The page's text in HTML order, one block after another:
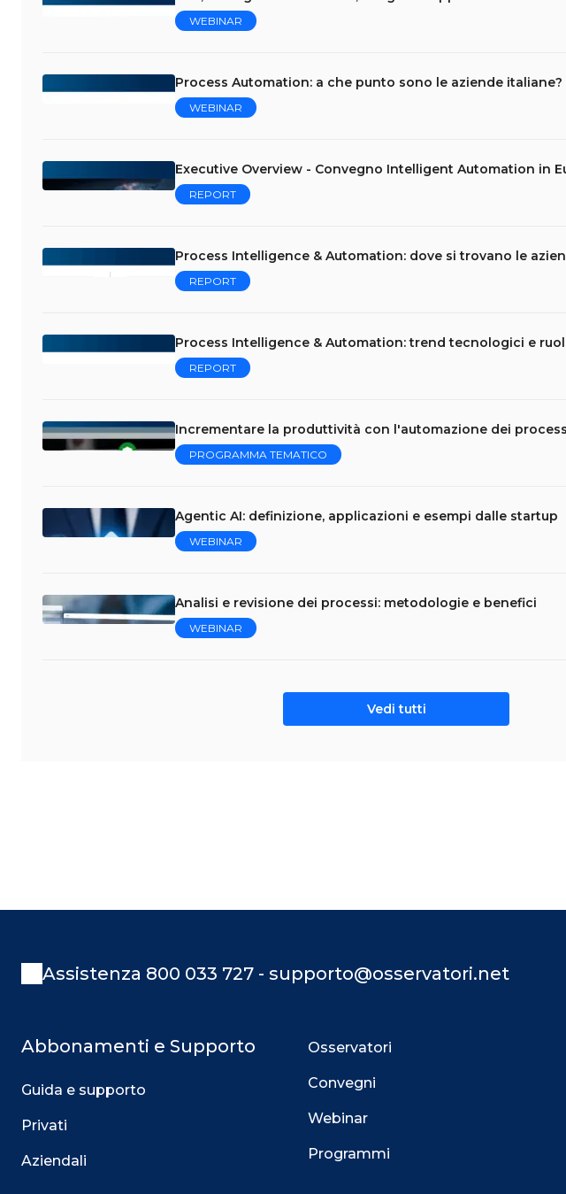
WEBINAR
Process Automation: a che punto sono le aziende italiane?
WEBINAR
Executive Overview - Convegno Intelligent Automation in
REPORT
Process Intelligence & Automation: dove si trovano le
REPORT
Process Intelligence & Automation: trend tecnologici e
REPORT
Incrementare la produttività con l'automazione dei
PROGRAMMA TEMATICO
Agentic AI: definizione, applicazioni e esempi dalle startup
WEBINAR
Analisi e revisione dei processi: metodologie e benefici
WEBINAR
Vedi tutti
Assistenza 800 033 727 - supporto@osservatori.net
Abbonamenti e Supporto
Guida e supporto
Privati
Aziendali
Osservatori
Convegni
Webinar
Programmi